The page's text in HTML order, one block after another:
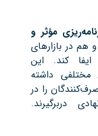
مؤثر و
هم در بازارهای
کند. این
مختلفی داشته
را در
دربرگیرند.